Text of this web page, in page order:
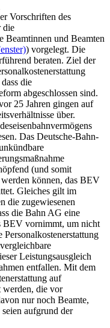
Vorschriften des
die
Beamtinnen und Beamten
) vorgelegt. Die
beraten. Ziel der
die
abgeschlossen sind.
25 Jahren gingen auf
über.
Das Deutsche-Bahn-
(und somit
können, das BEV
Gleiches gilt im
die zugewiesenen
die Bahn AG eine
BEV vornimmt, um nicht
Leistungsausgleich
entfallen. Mit dem
auf
werden, die vor
nur noch Beamte,
aufgrund der